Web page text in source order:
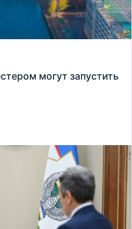
могут запустить